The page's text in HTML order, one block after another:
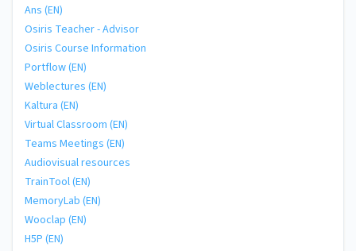
Ans (EN)
Osiris Teacher - Advisor
Osiris Course Information
Portflow (EN)
Weblectures (EN)
Kaltura (EN)
Virtual Classroom (EN)
Teams Meetings (EN)
Audiovisual resources
TrainTool (EN)
MemoryLab (EN)
Wooclap (EN)
H5P (EN)